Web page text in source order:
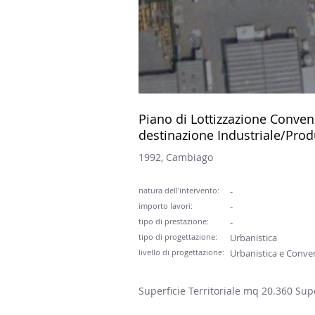
Piano di Lottizzazione
destinazione Industriale/
1992, Cambiago
natura dell'intervento: -
importo lavori: -
tipo di prestazione: -
tipo di progettazione: Urbanistica
livello di progettazione: Urbanistica e
Superficie Territoriale mq 20.360